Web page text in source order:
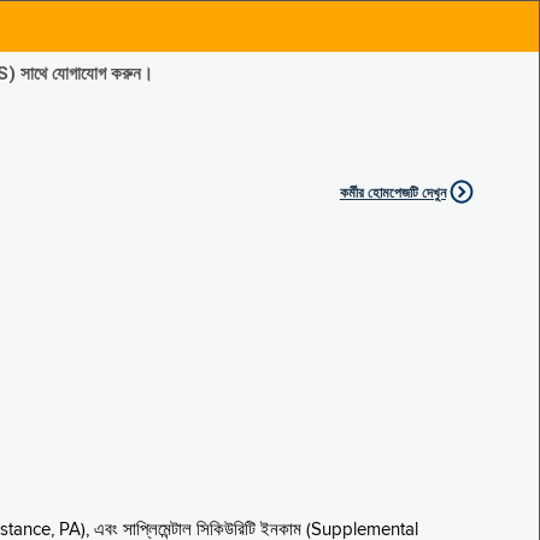
সাথে যোগাযোগ করুন।
কর্মীর হোমপেজটি দেখুন
PA), এবং সাপ্লিমেন্টাল সিকিউরিটি ইনকাম (Supplemental